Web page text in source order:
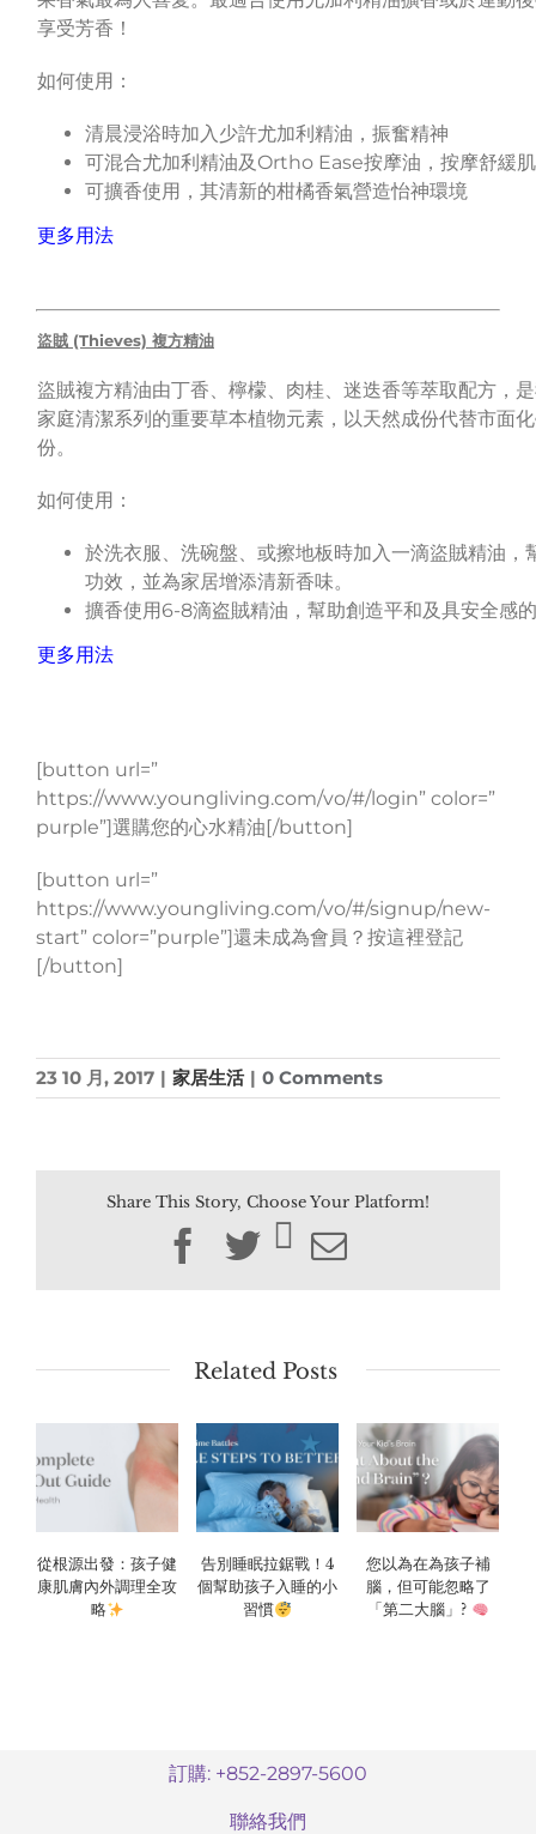
享受芳香！
如何使用：
清晨浸浴時加入少許尤加利精油，振奮精神
可混合尤加利精油及Ortho Ease按摩油，按摩舒緩
可擴香使用，其清新的柑橘香氣營造怡神環境
更多用法
盜賊 (Thieves) 複方精油
盜賊複方精油由丁香、檸檬、肉桂、迷迭香等萃取配方，
家庭清潔系列的重要草本植物元素，以天然成份代替市面
份。
如何使用：
於洗衣服、洗碗盤、或擦地板時加入一滴盜賊精油，
功效，並為家居增添清新香味。
擴香使用6-8滴盗賊精油，幫助創造平和及具安全感
更多用法
[button url=”
https://www.youngliving.com/vo/#/login” color=”
purple”]選購您的心水精油[/button]
[button url=”
https://www.youngliving.com/vo/#/signup/new-
start” color=”purple”]還未成為會員？按這裡登記
[/button]
23 10 月, 2017 | 家居生活 | 0 Comments
Share This Story, Choose Your Platform!
Facebook
TwitterEmail
Related Posts
從根源出發：孩子健
康肌膚內外調理全攻
略
告別睡眠拉鋸戰！4
個幫助孩子入睡的小
習慣
您以為在為孩子補
腦，但可能忽略了
「第二大腦」?
訂購: +852-2897-5600
聯絡我們